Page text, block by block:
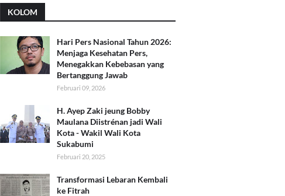
KOLOM
Hari Pers Nasional Tahun 2026:
Menjaga Kesehatan Pers,
Menegakkan Kebebasan yang
Bertanggung Jawab
Februari 09, 2026
H. Ayep Zaki jeung Bobby
Maulana Diistrénan jadi Wali
Kota - Wakil Wali Kota
Sukabumi
Februari 20, 2025
Transformasi Lebaran Kembali
ke Fitrah